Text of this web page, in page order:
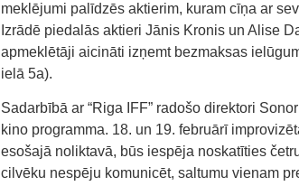
meklējumi palīdzēs aktierim, kuram cīņa ar
Izrādē piedalās aktieri Jānis Kronis un Alise
apmeklētāji aicināti izņemt bezmaksas
ielā 5a).
Sadarbībā ar “Riga IFF” radošo direktori
kino programma. 18. un 19. februārī
esošajā noliktavā, būs iespēja noskatīties
cilvēku nespēju komunicēt, saltumu vienam